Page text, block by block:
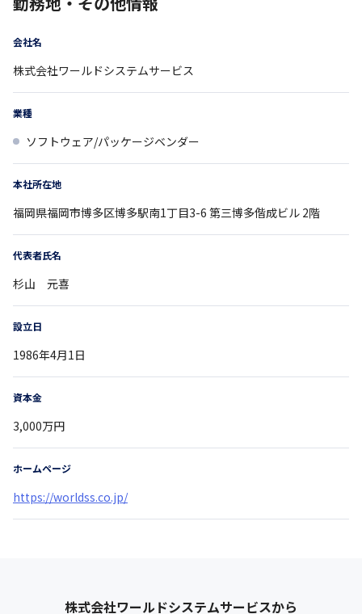
会社名
株式会社ワールドシステムサービス
業種
ソフトウェア/パッケージベンダー
本社所在地
福岡県福岡市博多区博多駅南1丁目3-6 第三博多偕成ビル 2階
代表者氏名
杉山 元喜
設立日
1986年4月1日
資本金
3,000万円
ホームページ
https://worldss.co.jp/
株式会社ワールドシステムサービスから